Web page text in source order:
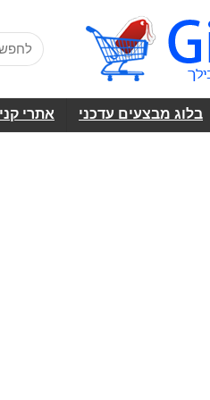
בלוג מבצעים עדכני אתרי